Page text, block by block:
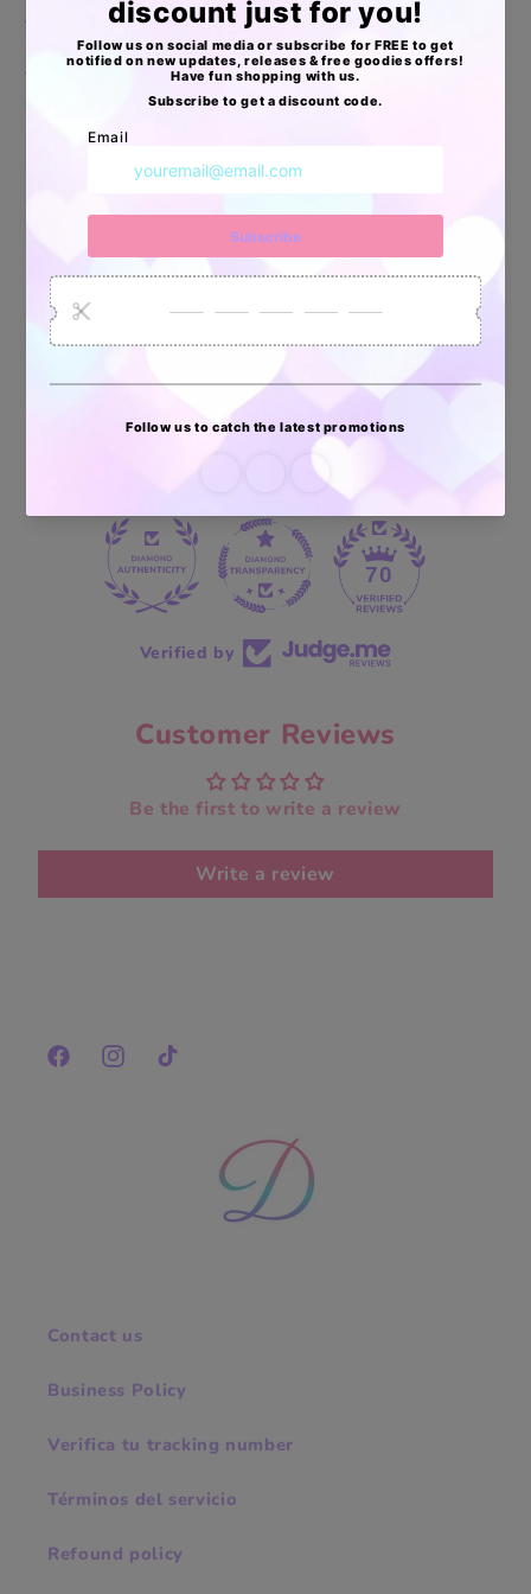
🦄Resistentes al Agua
🦄Livianas, pero extra resistentes
Apoyo Desde Julio/2020
Artículos
Pedidos
enviados
Clientes
70 reviews
70
Verified by
Customer Reviews
Be the first to write a review
Write a review
FacebookInstagramTikTok
Contact us
Business Policy
Verifica tu tracking number
Términos del servicio
Refound policy